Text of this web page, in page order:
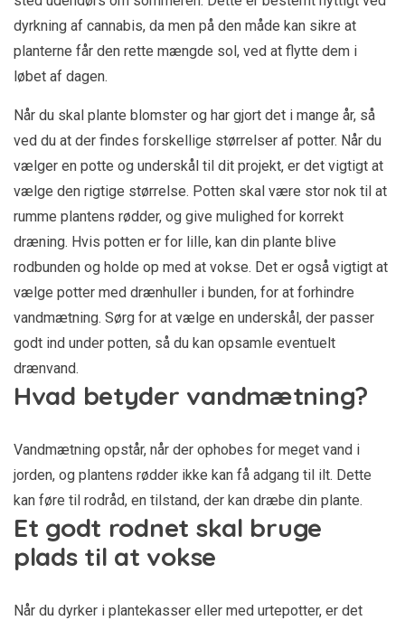
dyrkning af cannabis, da men på den måde kan sikre at
planterne får den rette mængde sol, ved at flytte dem i
løbet af dagen.
Når du skal plante blomster og har gjort det i mange år, så
ved du at der findes forskellige størrelser af potter. Når du
vælger en potte og underskål til dit projekt, er det vigtigt at
vælge den rigtige størrelse. Potten skal være stor nok til at
rumme plantens rødder, og give mulighed for korrekt
dræning. Hvis potten er for lille, kan din plante blive
rodbunden og holde op med at vokse. Det er også vigtigt at
vælge potter med drænhuller i bunden, for at forhindre
vandmætning. Sørg for at vælge en underskål, der passer
godt ind under potten, så du kan opsamle eventuelt
drænvand.
Hvad betyder vandmætning?
Vandmætning opstår, når der ophobes for meget vand i
jorden, og plantens rødder ikke kan få adgang til ilt. Dette
kan føre til rodråd, en tilstand, der kan dræbe din plante.
Et godt rodnet skal bruge
plads til at vokse
Når du dyrker i plantekasser eller med urtepotter, er det